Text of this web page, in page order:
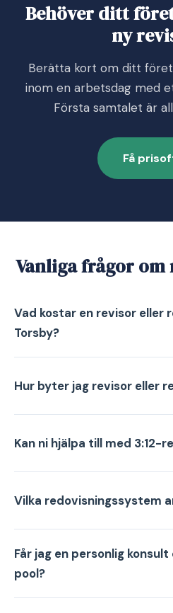
Behöver ditt
ny
Berätta kort om ditt
inom en arbetsdag med
Första samtalet är
Få
Vanliga frågor
Vad kostar en revisor eller
Torsby?
Hur byter jag revisor eller
Kan ni hjälpa till med 3:12-
Vilka redovisningssystem
Får jag en personlig
pool?